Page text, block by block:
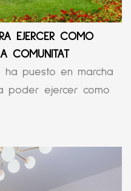
EJERCER COMO
COMUNITAT
ha puesto en marcha
poder ejercer como